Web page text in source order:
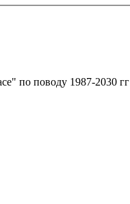
по поводу 1987-2030 гг